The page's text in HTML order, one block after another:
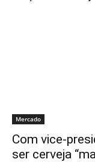
Mercado
Com vice-
ser cerveja